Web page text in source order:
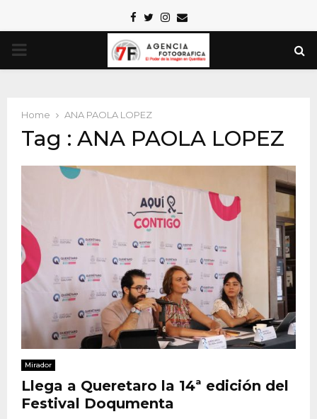
Facebook
TwitterInstagram
Email
PRIMARY
Home ANA PAOLA LOPEZ
Tag : ANA PAOLA LOPEZ
Mirador
Llega a Queretaro la 14ª edición del
Festival Doqumenta